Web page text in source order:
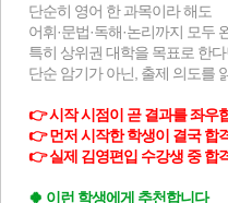
단순히 영어 한 과목이라 해도
어휘·문법·독해·논리까지 모두
특히 상위권 대학을 목표로 한다
단순 암기가 아닌, 출제 의도를
👉 시작 시점이 곧 결과를 좌우
👉 먼저 시작한 학생이 결국 합
👉 실제 김영편입 수강생 중 합
🍀 이런 학생에게 추천합니다